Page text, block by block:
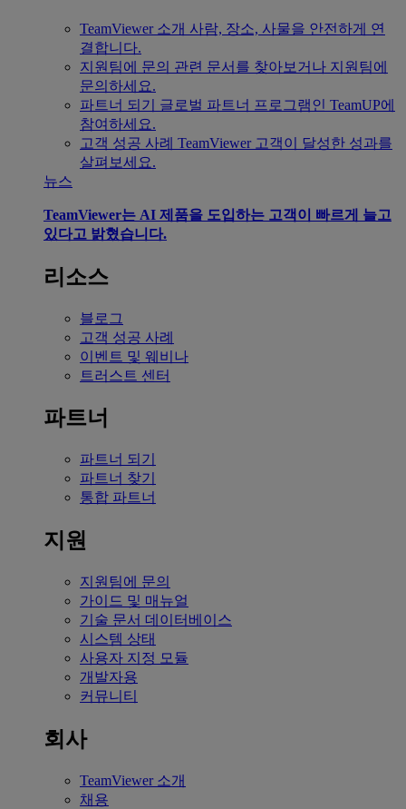
TeamViewer 소개 사람, 장소, 사물을 안전하게 연
결합니다.
지원팀에 문의 관련 문서를 찾아보거나 지원팀에
문의하세요.
파트너 되기
글로벌 파트너 프로그램인 TeamUP에
참여하세요.
고객 성공 사례 TeamViewer 고객이 달성한 성과를
살펴보세요.
뉴스
TeamViewer는 AI 제품을 도입하는 고객이 빠르게 늘고
있다고 밝혔습니다.
리소스
블로그
고객 성공 사례
이벤트 및 웨비나
트러스트 센터
파트너
파트너 되기
파트너 찾기
통합 파트너
지원
지원팀에 문의
가이드 및 매뉴얼
기술 문서 데이터베이스
시스템 상태
사용자 지정 모듈
개발자용
커뮤니티
회사
TeamViewer 소개
채용